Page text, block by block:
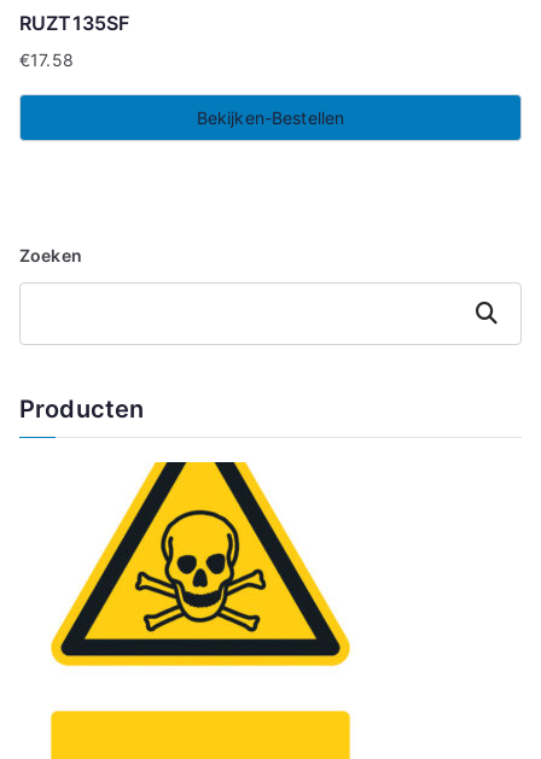
RUZT135SF
€17.58
Bekijken-Bestellen
Zoeken
Zoeken
Producten